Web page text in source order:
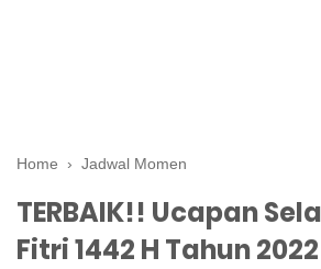
Home › Jadwal Momen
TERBAIK!! Ucapan
Fitri 1442 H Tahun 2022